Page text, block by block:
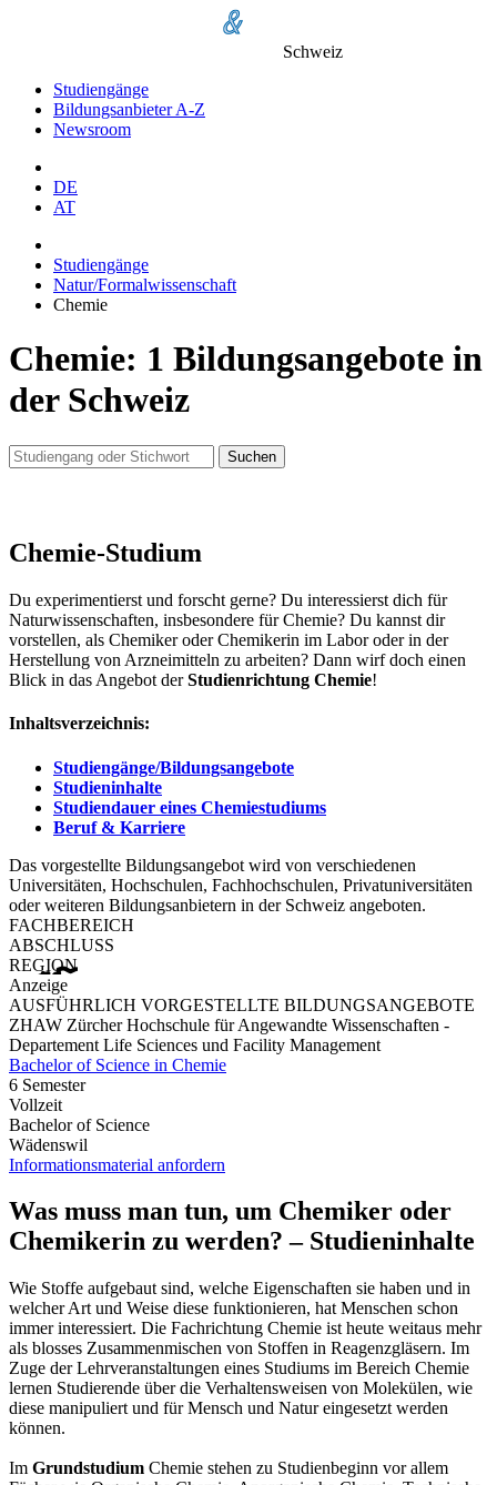
Schweiz
Studiengänge
Bildungsanbieter A-Z
Newsroom
DE
AT
Studiengänge
Natur/Formalwissenschaft
Chemie
Chemie: 1 Bildungsangebote in
der Schweiz
Suchen
Chemie-Studium
Du experimentierst und forscht gerne? Du interessierst dich für
Naturwissenschaften, insbesondere für Chemie? Du kannst dir
vorstellen, als Chemiker oder Chemikerin im Labor oder in der
Herstellung von Arzneimitteln zu arbeiten? Dann wirf doch einen
Blick in das Angebot derStudienrichtung Chemie!
Inhaltsverzeichnis:
Studiengänge/Bildungsangebote
Studieninhalte
Studiendauer eines Chemiestudiums
Beruf & Karriere
Das vorgestellte Bildungsangebot wird von verschiedenen
Universitäten, Hochschulen, Fachhochschulen, Privatuniversitäten
oder weiteren Bildungsanbietern in der Schweiz angeboten.
FACHBEREICH
ABSCHLUSS
REGION
Anzeige
AUSFÜHRLICH VORGESTELLTE BILDUNGSANGEBOTE
ZHAW Zürcher Hochschule für Angewandte Wissenschaften -
Departement Life Sciences und Facility Management
Bachelor of Science in Chemie
6 Semester
Vollzeit
Bachelor of Science
Wädenswil
Informationsmaterial anfordern
Was muss man tun, um Chemiker oder
Chemikerin zu werden? – Studieninhalte
Wie Stoffe aufgebaut sind, welche Eigenschaften sie haben und in
welcher Art und Weise diese funktionieren, hat Menschen schon
immer interessiert. Die Fachrichtung Chemie ist heute weitaus mehr
als blosses Zusammenmischen von Stoffen in Reagenzgläsern. Im
Zuge der Lehrveranstaltungen eines Studiums im Bereich Chemie
lernen Studierende über die Verhaltensweisen von Molekülen, wie
diese manipuliert und für Mensch und Natur eingesetzt werden
können.
Im Grundstudium Chemie stehen zu Studienbeginn vor allem